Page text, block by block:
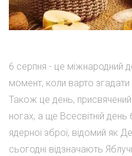
6 серпня - це міжнародний
момент, коли варто
Також це день, присвячений
ногах, а ще Всесвітній
ядерної зброї, відомий як
сьогодні відзначають